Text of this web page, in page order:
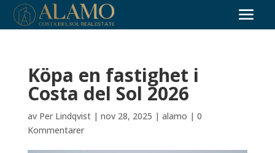
Köpa en fastighet i
Costa del Sol 2026
av Per Lindqvist| nov 28, 2025 | alamo | 0
Kommentarer